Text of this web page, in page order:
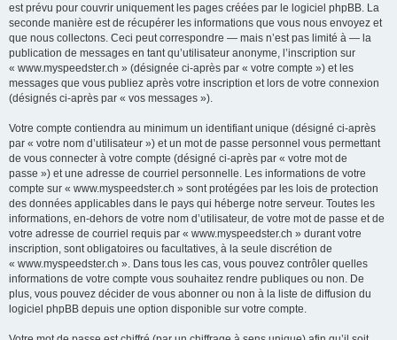
est prévu pour couvrir uniquement les pages créées par le logiciel phpBB. La
seconde manière est de récupérer les informations que vous nous envoyez et
que nous collectons. Ceci peut correspondre — mais n’est pas limité à — la
publication de messages en tant qu’utilisateur anonyme, l’inscription sur
« www.myspeedster.ch » (désignée ci-après par « votre compte ») et les
messages que vous publiez après votre inscription et lors de votre connexion
(désignés ci-après par « vos messages »).
Votre compte contiendra au minimum un identifiant unique (désigné ci-après
par « votre nom d’utilisateur ») et un mot de passe personnel vous permettant
de vous connecter à votre compte (désigné ci-après par « votre mot de
passe ») et une adresse de courriel personnelle. Les informations de votre
compte sur « www.myspeedster.ch » sont protégées par les lois de protection
des données applicables dans le pays qui héberge notre serveur. Toutes les
informations, en-dehors de votre nom d’utilisateur, de votre mot de passe et de
votre adresse de courriel requis par « www.myspeedster.ch » durant votre
inscription, sont obligatoires ou facultatives, à la seule discrétion de
« www.myspeedster.ch ». Dans tous les cas, vous pouvez contrôler quelles
informations de votre compte vous souhaitez rendre publiques ou non. De
plus, vous pouvez décider de vous abonner ou non à la liste de diffusion du
logiciel phpBB depuis une option disponible sur votre compte.